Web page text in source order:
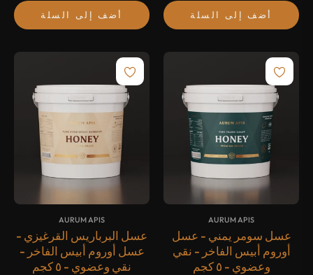
أضف إلى السلة أضف إلى السلة
AURUM APIS
عسل البرباريس القرغيزي -
عسل أوروم أبيس الفاخر -
نقي وعضوي - ٥ كجم
{##}
AURUM APIS
عسل سومر يمني - عسل
أوروم أبيس الفاخر - نقي
وعضوي - ٥ كجم